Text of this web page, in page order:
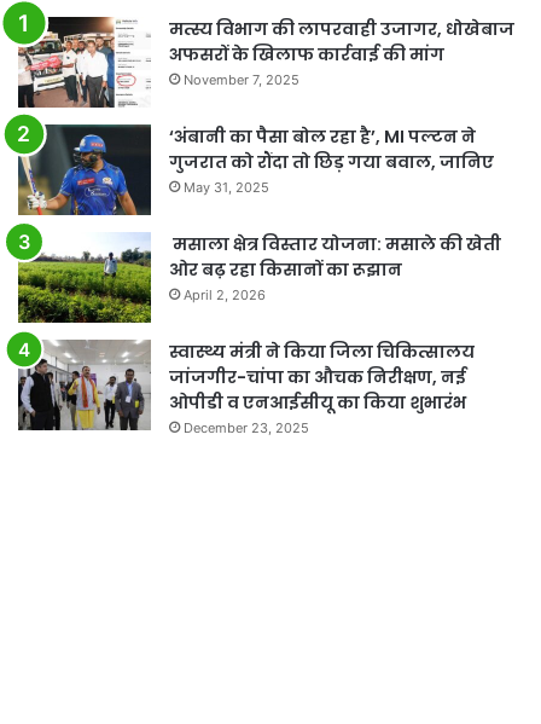
मत्स्य विभाग की लापरवाही उजागर, धोखेबाज
अफसरों के खिलाफ कार्रवाई की मांग
November 7, 2025
‘अंबानी का पैसा बोल रहा है’, MI पल्टन ने
गुजरात को रौंदा तो छिड़ गया बवाल, जानिए
May 31, 2025
मसाला क्षेत्र विस्तार योजना: मसाले की खेती
ओर बढ़ रहा किसानों का रूझान
April 2, 2026
स्वास्थ्य मंत्री ने किया जिला चिकित्सालय
जांजगीर-चांपा का औचक निरीक्षण, नई
ओपीडी व एनआईसीयू का किया शुभारंभ
December 23, 2025